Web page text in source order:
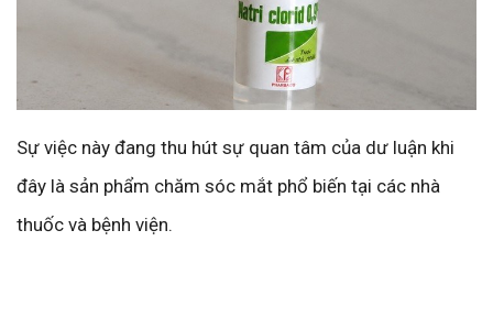
Sự việc này đang thu hút sự quan tâm của dư luận khi
đây là sản phẩm chăm sóc mắt phổ biến tại các nhà
thuốc và bệnh viện.